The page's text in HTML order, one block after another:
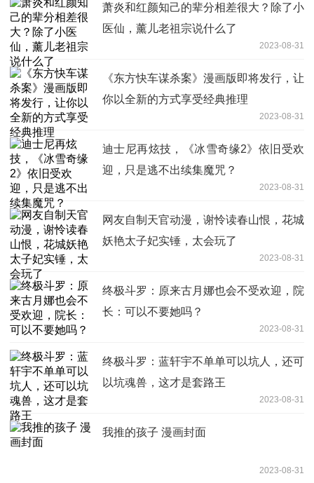
萧炎和红颜知己的辈分相差很大？除了小
医仙，薰儿老祖宗说什么了
2023-08-31
《东方快车谋杀案》漫画版即将发行，让
你以全新的方式享受经典推理
2023-08-31
迪士尼再炫技，《冰雪奇缘2》依旧受欢
迎，只是逃不出续集魔咒？
2023-08-31
网友自制天官动漫，谢怜读春山恨，花城
妖艳太子妃实锤，太会玩了
2023-08-31
终极斗罗：原来古月娜也会不受欢迎，院
长：可以不要她吗？
2023-08-31
终极斗罗：蓝轩宇不单单可以坑人，还可
以坑魂兽，这才是套路王
2023-08-31
我推的孩子 漫画封面
2023-08-31